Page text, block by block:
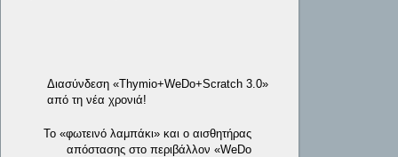
Διασύνδεση «Thymio+WeDo+Scratch 3.0»
από τη νέα χρονιά!
Το «φωτεινό λαμπάκι» και ο αισθητήρας
απόστασης στο περιβάλλον «WeDo